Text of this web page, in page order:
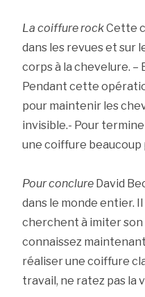
La coiffure rockCette
dans les revues et sur
corps à la chevelure. –
Pendant cette
pour maintenir les
invisible.- Pour
une coiffure
Pour conclureDavid
dans le monde entier.
cherchent à imiter son
connaissez
réaliser une coiffure
travail, ne ratez pas la